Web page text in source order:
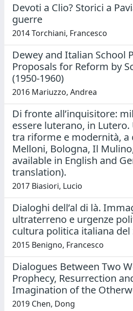
Devoti a Clio? Storici a
guerre
2014 Torchiani, Francesco
Dewey and Italian School
Proposals for Reform by
(1950-1960)
2016 Mariuzzo, Andrea
Di fronte all’inquisitore:
essere luterano, in
tra riforme e modernità, a
Melloni, Bologna, Il
available in English and
translation).
2017 Biasiori, Lucio
Dialoghi dell’al di là.
ultraterreno e urgenze
cultura politica italiana del
2015 Benigno, Francesco
Dialogues Between Two
Prophecy, Resurrection
Imagination of the
2019 Chen, Dong